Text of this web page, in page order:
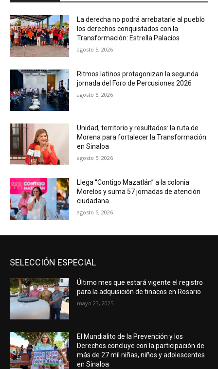
La derecha no podrá arrebatarle al pueblo
los derechos conquistados con la
Transformación: Estrella Palacios
agosto 5, 2026
Ritmos latinos protagonizan la segunda
jornada del Foro de Percusiones 2026
agosto 5, 2026
Unidad, territorio y resultados: la ruta de
Morena para fortalecer la Transformación
en Sinaloa
agosto 5, 2026
Llega “Contigo Mazatlán” a la colonia
Morelos y suma 57 jornadas de atención
ciudadana
agosto 5, 2026
SELECCIÓN ESPECIAL
Último mes que estará vigente el registro
para la adquisición de tinacos en Rosario
mayo 23, 2025
El Mundialito de la Prevención y los
Derechos concluye con la participación de
más de 27 mil niñas, niños y adolescentes
en Sinaloa